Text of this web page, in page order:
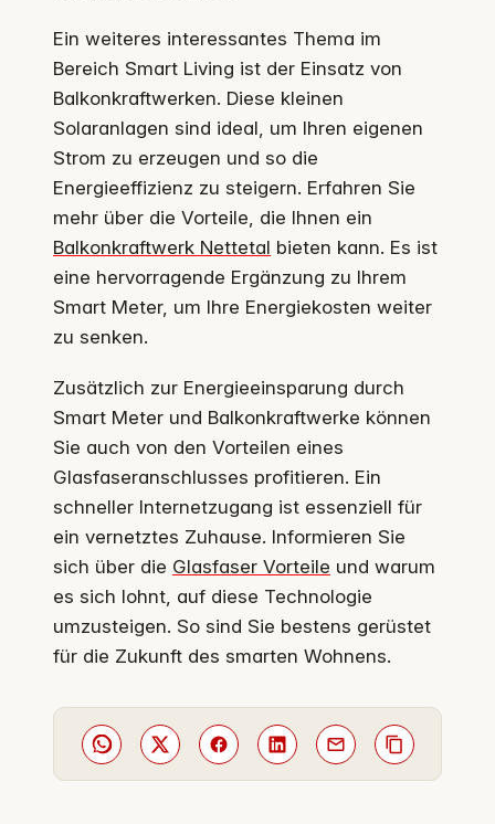
Ein weiteres interessantes Thema im
Bereich Smart Living ist der Einsatz von
Balkonkraftwerken. Diese kleinen
Solaranlagen sind ideal, um Ihren eigenen
Strom zu erzeugen und so die
Energieeffizienz zu steigern. Erfahren Sie
mehr über die Vorteile, die Ihnen ein
Balkonkraftwerk Nettetal bieten kann. Es ist
eine hervorragende Ergänzung zu Ihrem
Smart Meter, um Ihre Energiekosten weiter
zu senken.
Zusätzlich zur Energieeinsparung durch
Smart Meter und Balkonkraftwerke können
Sie auch von den Vorteilen eines
Glasfaseranschlusses profitieren. Ein
schneller Internetzugang ist essenziell für
ein vernetztes Zuhause. Informieren Sie
sich über die Glasfaser Vorteile und warum
es sich lohnt, auf diese Technologie
umzusteigen. So sind Sie bestens gerüstet
für die Zukunft des smarten Wohnens.